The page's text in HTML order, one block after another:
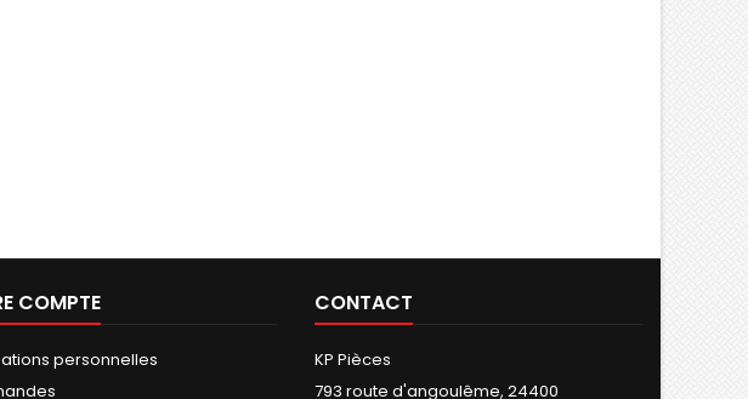
COMPTE
personnelles
CONTACT
KP Pièces
793 route d'angoulême, 24400